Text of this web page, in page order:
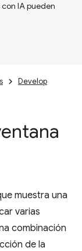
IA pueden
Develop
muestra una
varias
combinación
de la